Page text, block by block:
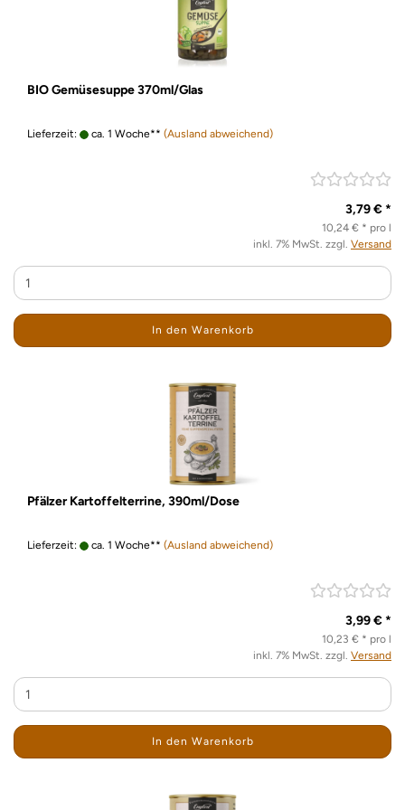
BIO Gemüsesuppe 370ml/Glas
Lieferzeit: ca. 1 Woche** (Ausland abweichend)
3,79 € *
10,24 € * pro l
inkl. 7% MwSt. zzgl. Versand
In den Warenkorb
Pfälzer Kartoffelterrine, 390ml/Dose
Lieferzeit: ca. 1 Woche** (Ausland abweichend)
3,99 € *
10,23 € * pro l
inkl. 7% MwSt. zzgl. Versand
In den Warenkorb